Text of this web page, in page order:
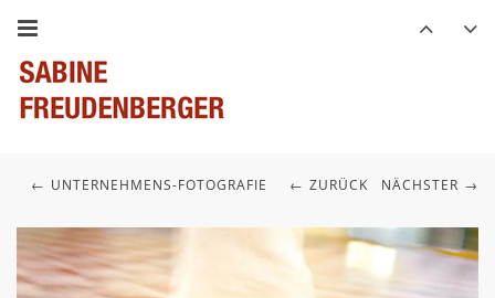
ZURÜCK NÄCHSTER
UNTERNEHMENS-FOTOGRAFIE